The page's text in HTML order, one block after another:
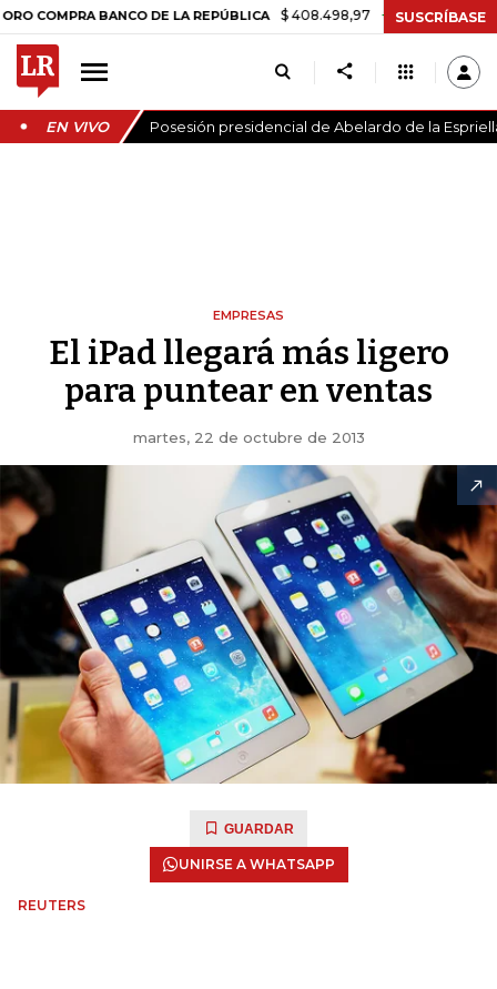
BANCO DE LA REPÚBLICA $ 408.498,97 +$ 8.753,81 +2,19%
SUSCRÍBASE
EN VIVO Posesión presidencial de Abelardo de la
EMPRESAS
El iPad llegará más ligero
para puntear en ventas
martes, 22 de octubre de 2013
GUARDAR
UNIRSE A WHATSAPP
REUTERS